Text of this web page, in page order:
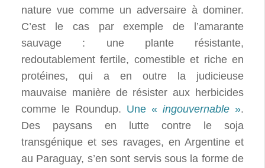
nature vue comme un adversaire à dominer.
C’est le cas par exemple de l’amarante
sauvage : une plante résistante,
redoutablement fertile, comestible et riche en
protéines, qui a en outre la judicieuse
mauvaise manière de résister aux herbicides
comme le Roundup. Une « ingouvernable ».
Des paysans en lutte contre le soja
transgénique et ses ravages, en Argentine et
au Paraguay, s’en sont servis sous la forme de